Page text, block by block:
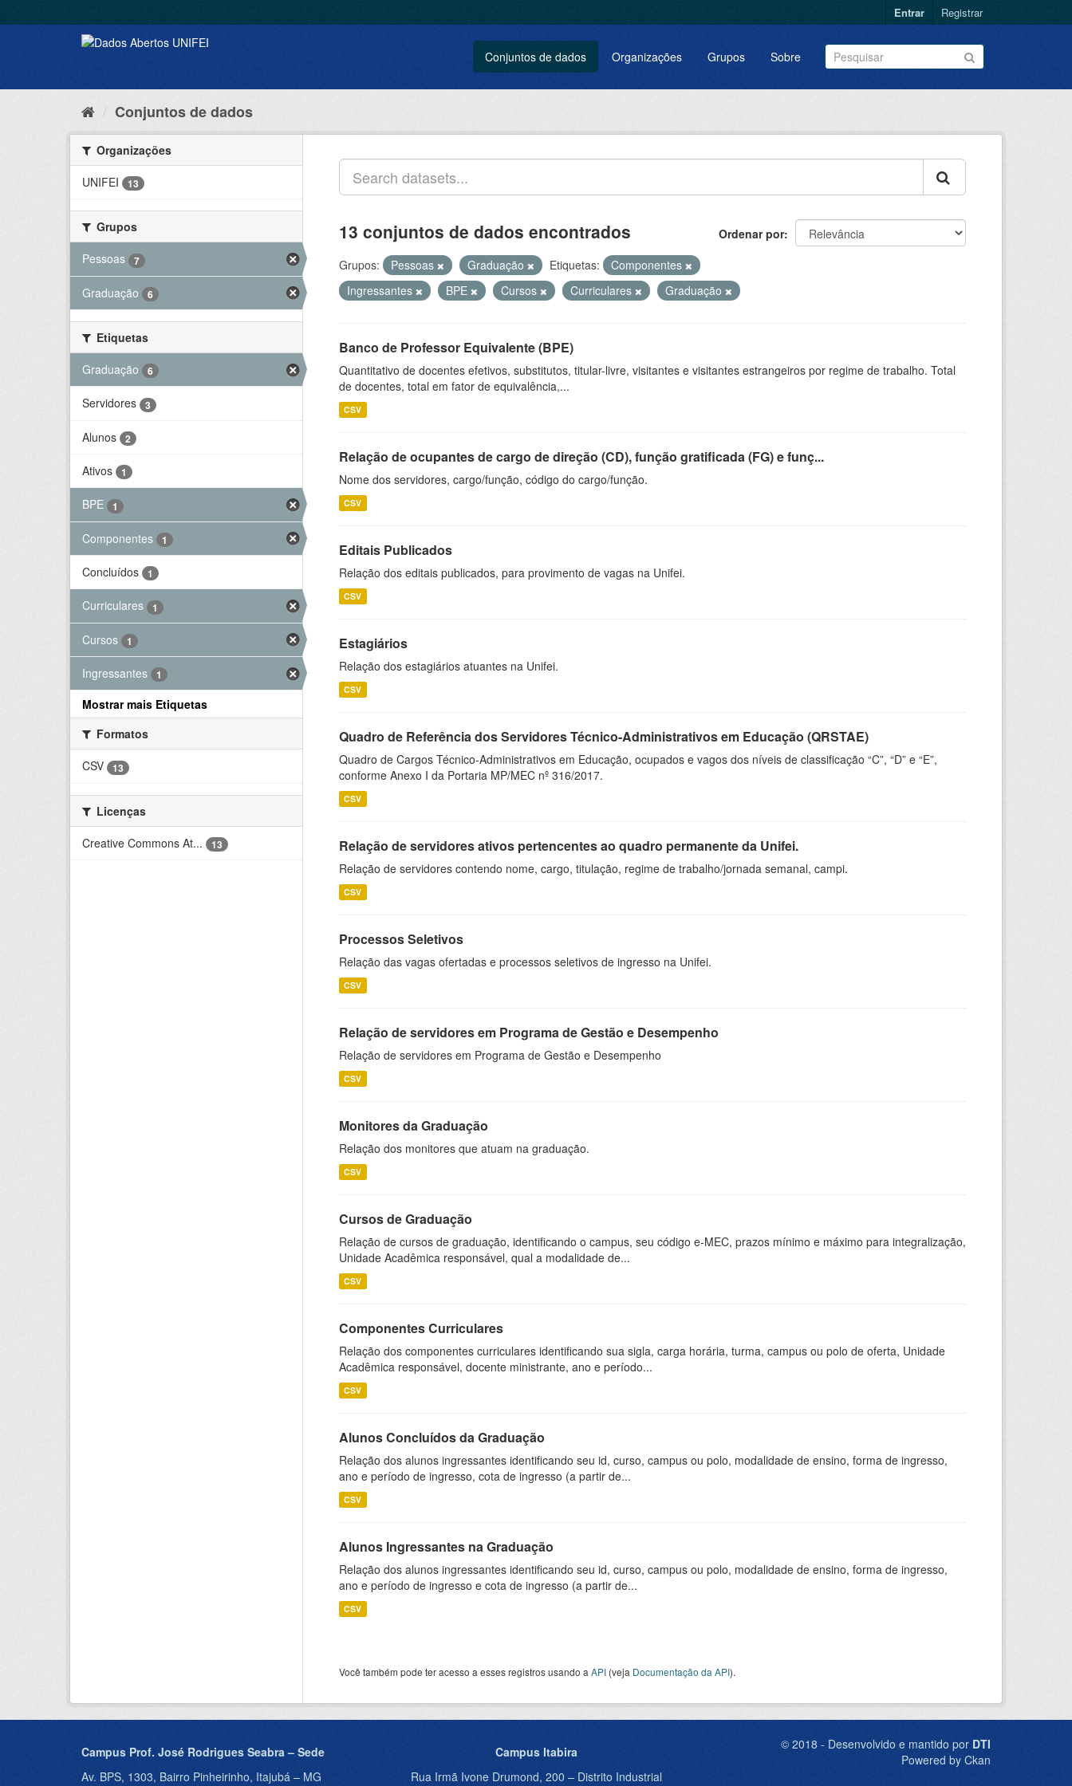
Entrar Registrar
Conjuntos de dados Organizações Grupos Sobre
Conjuntos de dados
Organizações
UNIFEI
13
Grupos
Pessoas
7
Graduação 6
Etiquetas
Graduação
6
Servidores 3
Alunos 2
Ativos 1
BPE 1
Componentes 1
Concluídos 1
Curriculares 1
Cursos 1
Ingressantes 1
Mostrar mais Etiquetas
Formatos
CSV
13
Licenças
Creative Commons At...
13
Ordenar por
13 conjuntos de dados encontrados
Grupos: Pessoas Graduação Etiquetas:
Componentes
Ingressantes
BPE Cursos Curriculares Graduação
Banco de Professor Equivalente (BPE)
Quantitativo de docentes efetivos, substitutos, titular-livre, visitantes e visitantes estrangeiros por regime de trabalho. Total
de docentes, total em fator de equivalência,...
CSV
Relação de ocupantes de cargo de direção (CD), função gratificada (FG) e funç...
Nome dos servidores, cargo/função, código do cargo/função.
CSV
Editais Publicados
Relação dos editais publicados, para provimento de vagas na Unifei.
CSV
Estagiários
Relação dos estagiários atuantes na Unifei.
CSV
Quadro de Referência dos Servidores Técnico-Administrativos em Educação (QRSTAE)
Quadro de Cargos Técnico-Administrativos em Educação, ocupados e vagos dos níveis de classificação “C”, “D” e “E”,
conforme Anexo I da Portaria MP/MEC nº 316/2017.
CSV
Relação de servidores ativos pertencentes ao quadro permanente da Unifei.
Relação de servidores contendo nome, cargo, titulação, regime de trabalho/jornada semanal, campi.
CSV
Processos Seletivos
Relação das vagas ofertadas e processos seletivos de ingresso na Unifei.
CSV
Relação de servidores em Programa de Gestão e Desempenho
Relação de servidores em Programa de Gestão e Desempenho
CSV
Monitores da Graduação
Relação dos monitores que atuam na graduação.
CSV
Cursos de Graduação
Relação de cursos de graduação, identificando o campus, seu código e-MEC, prazos mínimo e máximo para integralização,
Unidade Acadêmica responsável, qual a modalidade de...
CSV
Componentes Curriculares
Relação dos componentes curriculares identificando sua sigla, carga horária, turma, campus ou polo de oferta, Unidade
Acadêmica responsável, docente ministrante, ano e período...
CSV
Alunos Concluídos da Graduação
Relação dos alunos ingressantes identificando seu id, curso, campus ou polo, modalidade de ensino, forma de ingresso,
ano e período de ingresso, cota de ingresso (a partir de...
CSV
Alunos Ingressantes na Graduação
Relação dos alunos ingressantes identificando seu id, curso, campus ou polo, modalidade de ensino, forma de ingresso,
ano e período de ingresso e cota de ingresso (a partir de...
CSV
Você também pode ter acesso a esses registros usando a API (veja Documentação da API).
Campus Prof. José Rodrigues Seabra – Sede
Av. BPS, 1303, Bairro Pinheirinho, Itajubá – MG
Campus Itabira
Rua Irmã Ivone Drumond, 200 – Distrito Industrial
© 2018 - Desenvolvido e mantido por DTI
Powered by Ckan